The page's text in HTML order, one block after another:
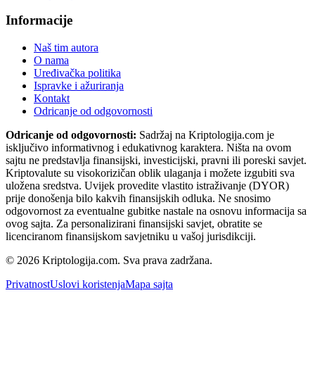
Informacije
Naš tim autora
O nama
Uređivačka politika
Ispravke i ažuriranja
Kontakt
Odricanje od odgovornosti
Odricanje od odgovornosti: Sadržaj na Kriptologija.com je
isključivo informativnog i edukativnog karaktera. Ništa na ovom
sajtu ne predstavlja finansijski, investicijski, pravni ili poreski savjet.
Kriptovalute su visokorizičan oblik ulaganja i možete izgubiti sva
uložena sredstva. Uvijek provedite vlastito istraživanje (DYOR)
prije donošenja bilo kakvih finansijskih odluka. Ne snosimo
odgovornost za eventualne gubitke nastale na osnovu informacija sa
ovog sajta. Za personalizirani finansijski savjet, obratite se
licenciranom finansijskom savjetniku u vašoj jurisdikciji.
© 2026 Kriptologija.com. Sva prava zadržana.
PrivatnostUslovi koristenjaMapa sajta